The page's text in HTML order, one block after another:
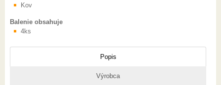
Kov
Balenie obsahuje
4ks
Popis
Výrobca